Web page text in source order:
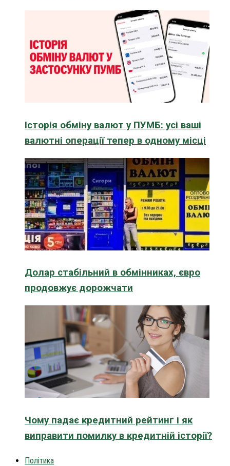
Історія обміну валют у ПУМБ: усі ваші
валютні операції тепер в одному місці
Долар стабільний в обмінниках, євро
продовжує дорожчати
Чому падає кредитний рейтинг і як
виправити помилку в кредитній історії?
Політика